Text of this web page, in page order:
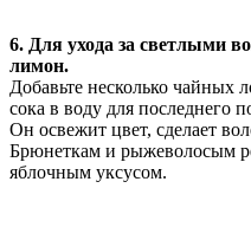
6. Для ухода за светлыми
лимон.
Добавьте несколько чайных
сока в воду для последнего
Он освежит цвет, сделает
Брюнеткам и рыжеволосым
яблочным уксусом.